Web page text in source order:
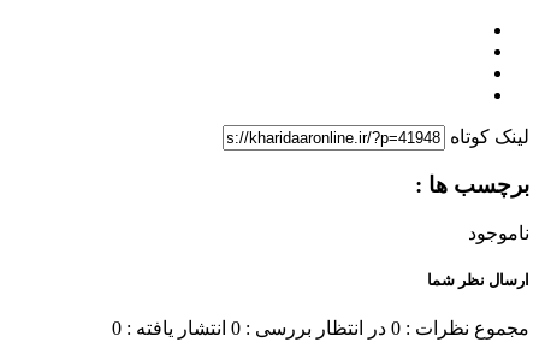
لینک کوتاه
برچسب ها :
ناموجود
ارسال نظر شما
مجموع نظرات : 0 در انتظار بررسی : 0 انتشار یافته : 0